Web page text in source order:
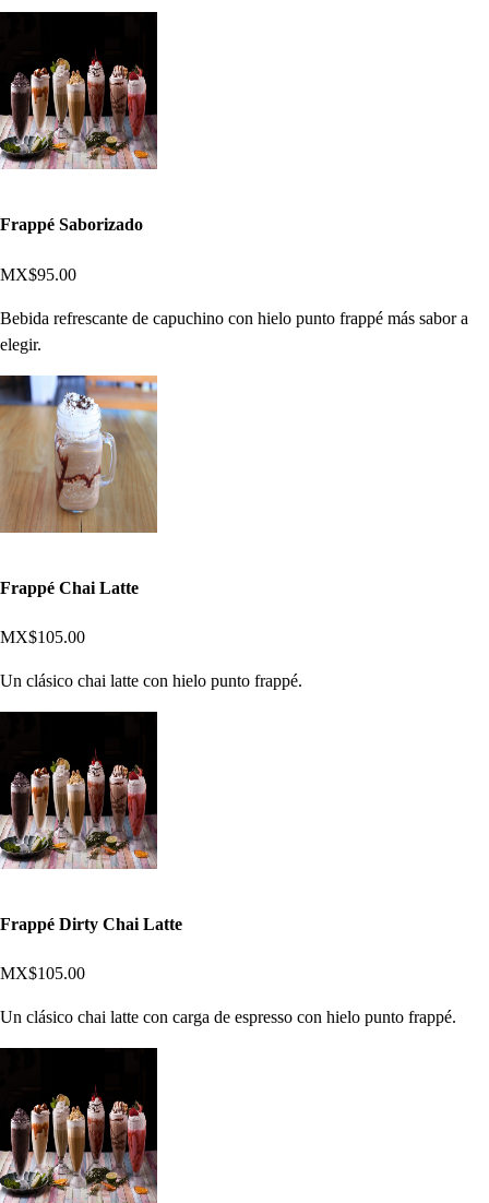
Frappé Saborizado
MX$95.00
Bebida refrescante de capuchino con hielo punto frappé más sabor a
elegir.
Frappé Chai Latte
MX$105.00
Un clásico chai latte con hielo punto frappé.
Frappé Dirty Chai Latte
MX$105.00
Un clásico chai latte con carga de espresso con hielo punto frappé.